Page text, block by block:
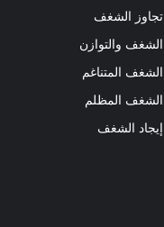
تجاوز الشغف
الشغف والتوازن
الشغف المتناغم
الشغف المظلم
إيجاد الشغف